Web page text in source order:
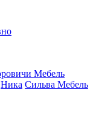
Мебель
Ника Сильва Мебель